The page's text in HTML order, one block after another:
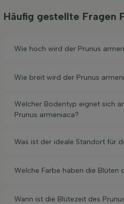
Häufig gestellte Fragen
Wie hoch wird der Prunus
Wie breit wird der Prunus
Welcher Bodentyp eignet sich
Prunus armeniaca?
Was ist der ideale Standort für
Welche Farbe haben die Blüten
Wann ist die Blütezeit des